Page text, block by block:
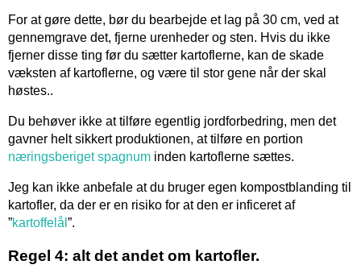
For at gøre dette, bør du bearbejde et lag på 30 cm, ved at
gennemgrave det, fjerne urenheder og sten. Hvis du ikke
fjerner disse ting før du sætter kartoflerne, kan de skade
væksten af kartoflerne, og være til stor gene når der skal
høstes..
Du behøver ikke at tilføre egentlig jordforbedring, men det
gavner helt sikkert produktionen, at tilføre en portion
næringsberiget spagnum inden kartoflerne sættes.
Jeg kan ikke anbefale at du bruger egen kompostblanding til
kartofler, da der er en risiko for at den er inficeret af
”kartoffelål ”.
Regel 4: alt det andet om kartofler.